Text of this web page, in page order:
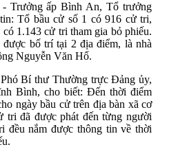
Trưởng ấp Bình An, Tổ trưởng
Tổ bầu cử số 1 có 916 cử tri,
1.143 cử tri tham gia bỏ phiếu.
bố trí tại 2 địa điểm, là nhà
Nguyễn Văn Hổ.
Bí thư Thường trực Đảng ủy,
Bình, cho biết: Đến thời điểm
ngày bầu cử trên địa bàn xã cơ
tri đã được phát đến từng người
đều nắm được thông tin về thời